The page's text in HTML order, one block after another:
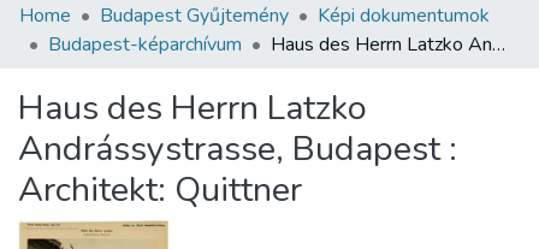
Communities & Collections
Statistics
About us
Home Budapest Gyűjtemény
Képi dokumentumok
Budapest-képarchívum
Haus des Herrn Latzko Andrássystrasse, Budapest : Architekt: Quittner
Haus des Herrn Latzko
Andrássystrasse, Budapest :
Architekt: Quittner